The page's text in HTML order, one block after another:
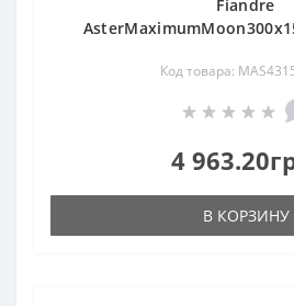
Fiandre
Код товара:
4
В КОРЗИНУ